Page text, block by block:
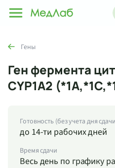
Гены
Ген фермента
СYP1A2
Готовность (без учета дня
до 14-ти рабочих дней
Время сдачи
Весь день по графику